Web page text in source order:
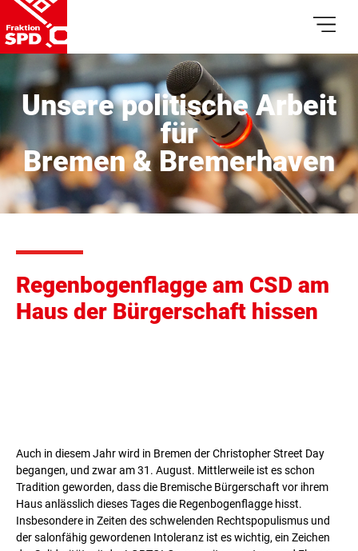
Unsere politische Arbeit
für
Bremen & Bremerhaven
Regenbogenflagge am CSD am
Haus der Bürgerschaft hissen
Auch in diesem Jahr wird in Bremen der Christopher Street Day
begangen, und zwar am 31. August. Mittlerweile ist es schon
Tradition geworden, dass die Bremische Bürgerschaft vor ihrem
Haus anlässlich dieses Tages die Regenbogenflagge hisst.
Insbesondere in Zeiten des schwelenden Rechtspopulismus und
der salonfähig gewordenen Intoleranz ist es wichtig, ein Zeichen